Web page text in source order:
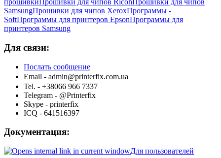
прошивкиПрошивки для чипов RicohПрошивки для чипов
SamsungПрошивки для чипов XeroxПрограммы -
SoftПрограммы для принтеров EpsonПрограммы для
принтеров Samsung
Для связи:
Послать сообщение
Email - admin@printerfix.com.ua
Tel. - +38066 966 7337
Telegram - @Printerfix
Skype - printerfix
ICQ - 641516397
Документация:
Для пользователей